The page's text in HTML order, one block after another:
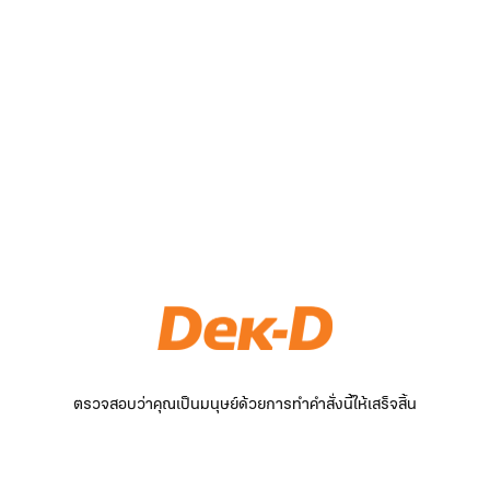
ตรวจสอบว่าคุณเป็นมนุษย์ด้วยการทำคำสั่งนี้ให้เสร็จสิ้น